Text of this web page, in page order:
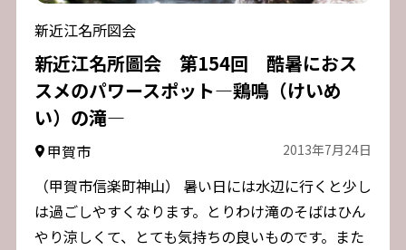
新近江名所図会
新近江名所圖会 第154回 酷暑におス
スメのパワースポット―鶏鳴（けいめ
い）の滝―
甲賀市 2013年7月24日
（甲賀市信楽町神山） 暑い日には水辺に行くと少し
は過ごしやすくなります。とりわけ滝のそばはひん
やり涼しくて、とても気持ちの良いものです。また